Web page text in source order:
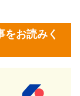
お読みく